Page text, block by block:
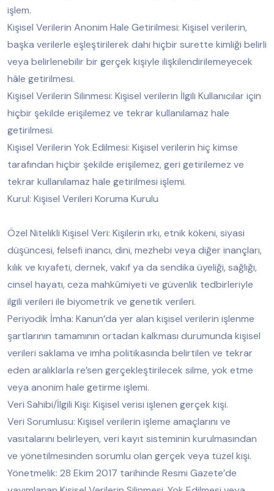
işlem.
Kişisel Verilerin Anonim Hale Getirilmesi: Kişisel verilerin,
başka verilerle eşleştirilerek dahi hiçbir surette kimliği belirli
veya belirlenebilir bir gerçek kişiyle ilişkilendirilemeyecek
hâle getirilmesi.
Kişisel Verilerin Silinmesi: Kişisel verilerin İlgili Kullanıcılar için
hiçbir şekilde erişilemez ve tekrar kullanılamaz hale
getirilmesi.
Kişisel Verilerin Yok Edilmesi: Kişisel verilerin hiç kimse
tarafından hiçbir şekilde erişilemez, geri getirilemez ve
tekrar kullanılamaz hale getirilmesi işlemi.
Kurul: Kişisel Verileri Koruma Kurulu
Özel Nitelikli Kişisel Veri: Kişilerin ırkı, etnik kökeni, siyasi
düşüncesi, felsefi inancı, dini, mezhebi veya diğer inançları,
kılık ve kıyafeti, dernek, vakıf ya da sendika üyeliği, sağlığı,
cinsel hayatı, ceza mahkûmiyeti ve güvenlik tedbirleriyle
ilgili verileri ile biyometrik ve genetik verileri.
Periyodik İmha: Kanun’da yer alan kişisel verilerin işlenme
şartlarının tamamının ortadan kalkması durumunda kişisel
verileri saklama ve imha politikasında belirtilen ve tekrar
eden aralıklarla re’sen gerçekleştirilecek silme, yok etme
veya anonim hale getirme işlemi.
Veri Sahibi/İlgili Kişi: Kişisel verisi işlenen gerçek kişi.
Veri Sorumlusu: Kişisel verilerin işleme amaçlarını ve
vasıtalarını belirleyen, veri kayıt sisteminin kurulmasından
ve yönetilmesinden sorumlu olan gerçek veya tüzel kişi.
Yönetmelik: 28 Ekim 2017 tarihinde Resmi Gazete’de